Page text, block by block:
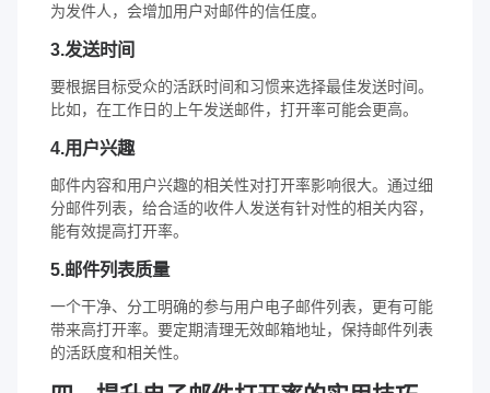
为发件人，会增加用户对邮件的信任度。
3.发送时间
要根据目标受众的活跃时间和习惯来选择最佳发送时间。
比如，在工作日的上午发送邮件，打开率可能会更高。
4.用户兴趣
邮件内容和用户兴趣的相关性对打开率影响很大。通过细
分邮件列表，给合适的收件人发送有针对性的相关内容，
能有效提高打开率。
5.邮件列表质量
一个干净、分工明确的参与用户电子邮件列表，更有可能
带来高打开率。要定期清理无效邮箱地址，保持邮件列表
的活跃度和相关性。